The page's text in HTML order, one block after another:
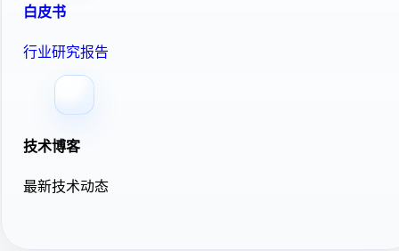
白皮书
行业研究报告
技术博客
最新技术动态